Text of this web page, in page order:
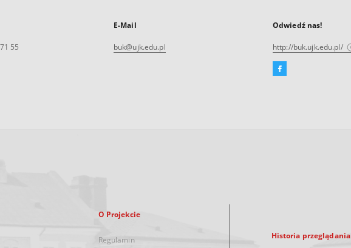
55
E-Mail
buk@ujk.edu.pl
Odwiedź nas!
http://buk.ujk.edu.pl/
Facebook
O Projekcie
Regulamin Historia przeglądania